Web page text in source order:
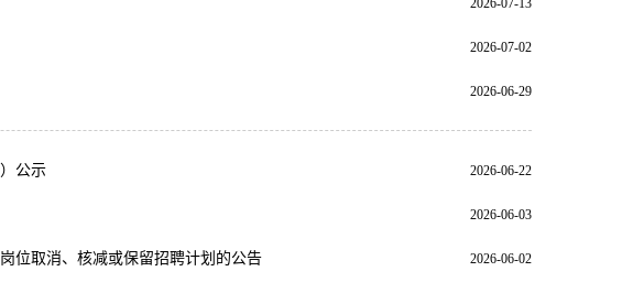
2026-07-13
2026-07-02
2026-06-29
公示 2026-06-22
2026-06-03
位取消、核减或保留招聘计划的公告 2026-06-02